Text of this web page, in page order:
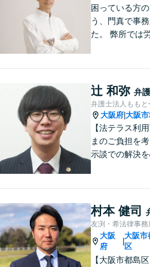
丘駅5分】
困っている方
う、門真で事
た。 弊所では
す。
辻 和弥 弁
弁護士法人もも
大阪府 大阪
【法テラス利
まのご負担を
示談での解決を
で頼れる弁護士
す。【休日相談
見駅2分】
村本 健司
友渕・希法律事務
大阪
府
|
大阪市
区
【大阪市都島